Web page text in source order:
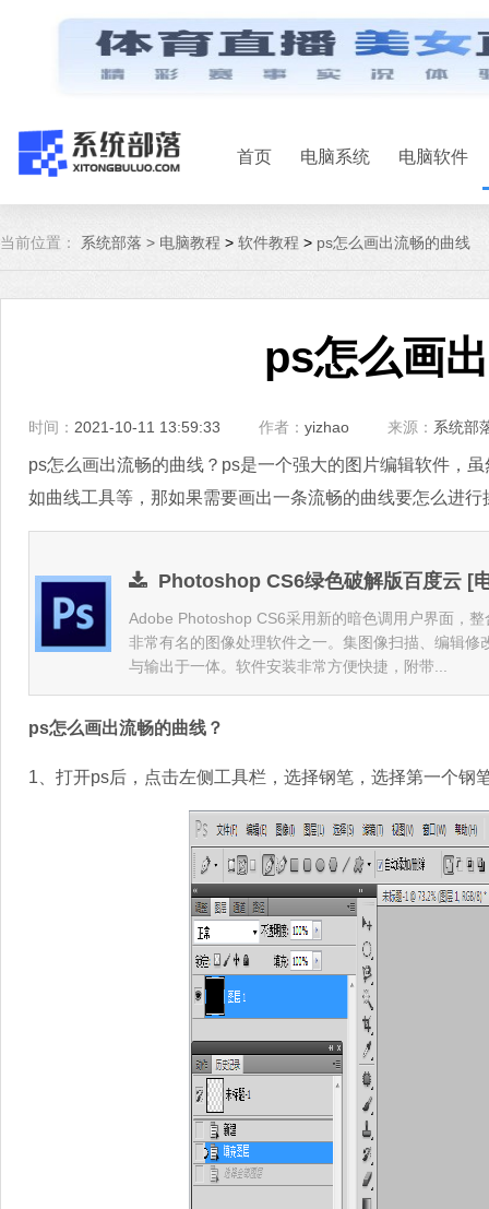
首页 电脑系统 电脑软件
当前位置： 系统部落 > 电脑教程 > 软件教程 > ps怎么画出流畅的曲线
ps怎么画
时间： 2021-10-11 13:59:33 作者： yizhao 来源： 系统部
ps怎么画出流畅的曲线？ps是一个强大的图片编辑软件，
如曲线工具等，那如果需要画出一条流畅的曲线要怎么进
Photoshop CS6绿色破解版百度云 [
Adobe Photoshop CS6采用新的暗色调用户界面，
非常有名的图像处理软件之一。集图像扫描、编辑修
与输出于一体。软件安装非常方便快捷，附带...
ps怎么画出流畅的曲线？
1、打开ps后，点击左侧工具栏，选择钢笔，选择第一个钢